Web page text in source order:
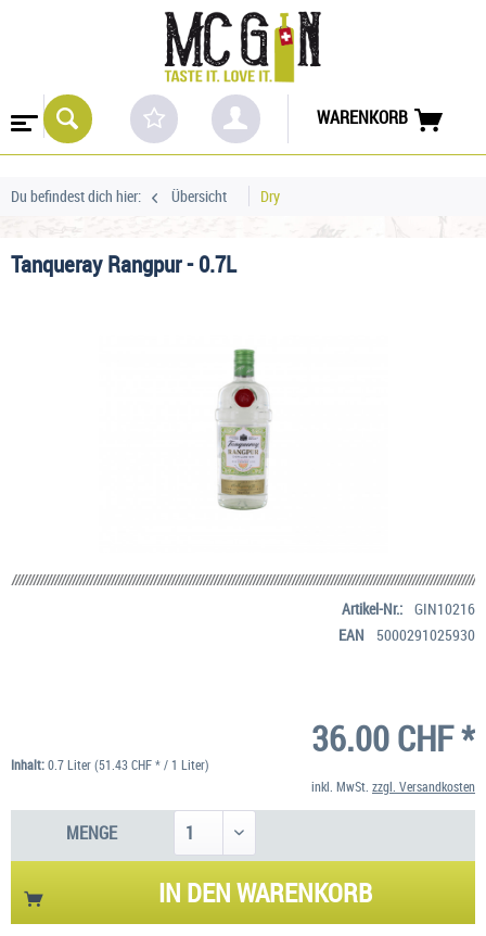
WARENKORB
Du befindest dich hier: Übersicht Dry
Tanqueray Rangpur - 0.7L
Artikel-Nr.: GIN10216
EAN
5000291025930
36.00 CHF *
Inhalt:0.7 Liter (51.43 CHF * / 1 Liter)
inkl. MwSt. zzgl. Versandkosten
MENGE
IN DENWARENKORB